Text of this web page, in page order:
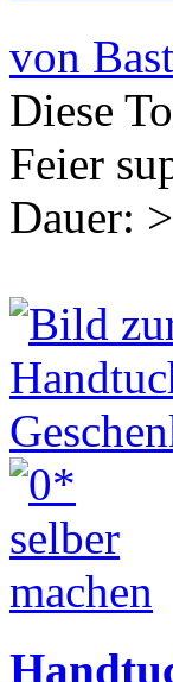
von
Diese
Feier
Dauer: